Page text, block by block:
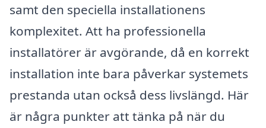
samt den speciella installationens
komplexitet. Att ha professionella
installatörer är avgörande, då en korrekt
installation inte bara påverkar systemets
prestanda utan också dess livslängd. Här
är några punkter att tänka på när du